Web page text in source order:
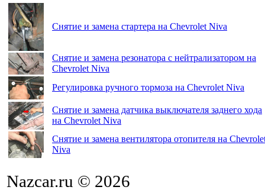
Снятие и замена стартера на Chevrolet Niva
Снятие и замена резонатора с нейтрализатором на
Chevrolet Niva
Регулировка ручного тормоза на Chevrolet Niva
Снятие и замена датчика выключателя заднего хода
на Chevrolet Niva
Снятие и замена вентилятора отопителя на
Niva
Nazcar.ru © 2026